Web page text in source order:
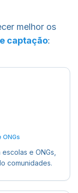
melhor os
captação:
ONGs
e ONGs,
comunidades.